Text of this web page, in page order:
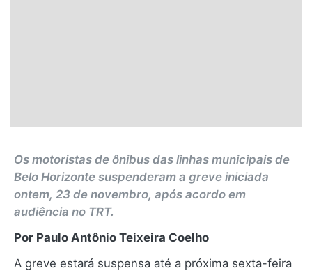
Os motoristas de ônibus das linhas municipais de
Belo Horizonte suspenderam a greve iniciada
ontem, 23 de novembro, após acordo em
audiência no TRT.
Por Paulo Antônio Teixeira Coelho
A greve estará suspensa até a próxima sexta-feira